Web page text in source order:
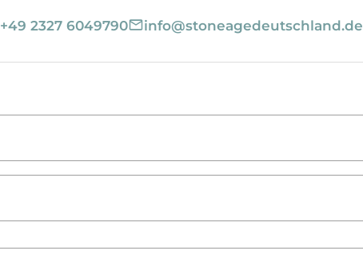
+49 2327 6049790 info@stoneagedeutschland.de